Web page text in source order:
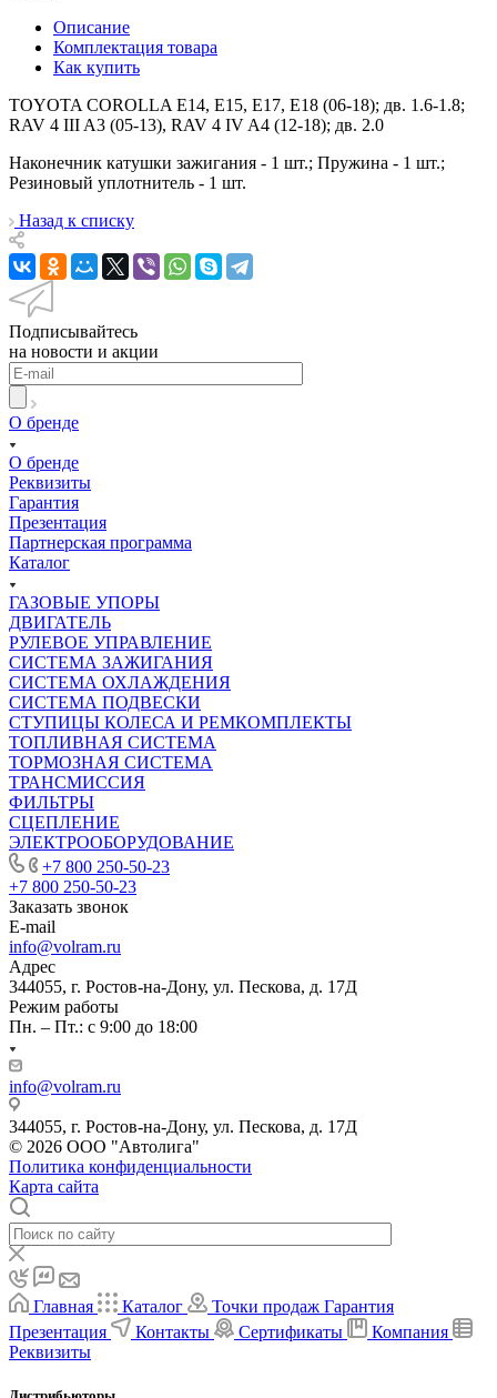
Описание
Комплектация товара
Как купить
TOYOTA COROLLA E14, E15, E17, E18 (06-18); дв. 1.6-1.8;
RAV 4 III A3 (05-13), RAV 4 IV A4 (12-18); дв. 2.0
Наконечник катушки зажигания - 1 шт.; Пружина - 1 шт.;
Резиновый уплотнитель - 1 шт.
Назад к списку
Подписывайтесь
на новости и акции
О бренде
О бренде
Реквизиты
Гарантия
Презентация
Партнерская программа
Каталог
ГАЗОВЫЕ УПОРЫ
ДВИГАТЕЛЬ
РУЛЕВОЕ УПРАВЛЕНИЕ
СИСТЕМА ЗАЖИГАНИЯ
СИСТЕМА ОХЛАЖДЕНИЯ
СИСТЕМА ПОДВЕСКИ
СТУПИЦЫ КОЛЕСА И РЕМКОМПЛЕКТЫ
ТОПЛИВНАЯ СИСТЕМА
ТОРМОЗНАЯ СИСТЕМА
ТРАНСМИССИЯ
ФИЛЬТРЫ
СЦЕПЛЕНИЕ
ЭЛЕКТРООБОРУДОВАНИЕ
+7 800 250-50-23
+7 800 250-50-23
Заказать звонок
E-mail
info@volram.ru
Адрес
344055, г. Ростов-на-Дону, ул. Пескова, д. 17Д
Режим работы
Пн. – Пт.: с 9:00 до 18:00
info@volram.ru
344055, г. Ростов-на-Дону, ул. Пескова, д. 17Д
© 2026 ООО "Автолига"
Политика конфиденциальности
Карта сайта
Главная Каталог Точки продаж Гарантия
Презентация
Контакты Сертификаты
Компания
Реквизиты